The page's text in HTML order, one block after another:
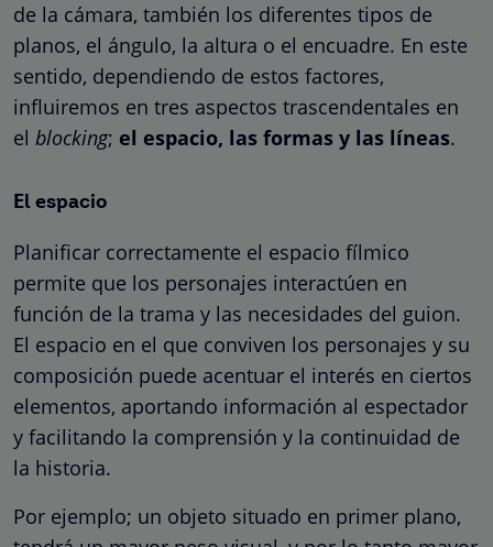
de la cámara, también los diferentes tipos de
planos, el ángulo, la altura o el encuadre. En este
sentido, dependiendo de estos factores,
influiremos en tres aspectos trascendentales en
el blocking; el espacio, las formas y las líneas.
El espacio
Planificar correctamente el espacio fílmico
permite que los personajes interactúen en
función de la trama y las necesidades del guion.
El espacio en el que conviven los personajes y su
composición puede acentuar el interés en ciertos
elementos, aportando información al espectador
y facilitando la comprensión y la continuidad de
la historia.
Por ejemplo; un objeto situado en primer plano,